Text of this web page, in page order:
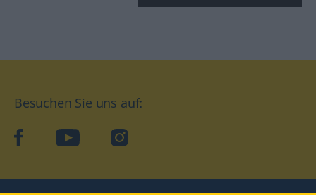
Besuchen Sie uns auf:
facebookYouTube Instagram